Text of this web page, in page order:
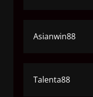
Asianwin88
Talenta88